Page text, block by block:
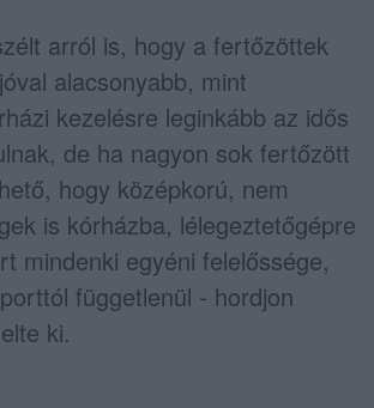
arról is, hogy a fertőzöttek
alacsonyabb, mint
kezelésre leginkább az idős
de ha nagyon sok fertőzött
hogy középkorú, nem
is kórházba, lélegeztetőgépre
mindenki egyéni felelőssége,
függetlenül - hordjon
ki.